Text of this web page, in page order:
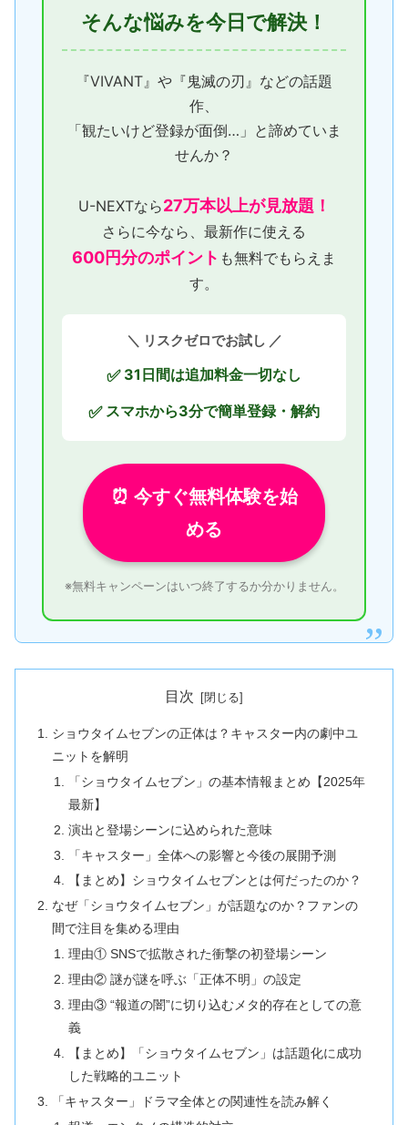
そんな悩みを今日で解決！
『VIVANT』や『鬼滅の刃』などの話題
作、
「観たいけど登録が面倒…」と諦めていま
せんか？
U-NEXTなら27万本以上が見放題！
さらに今なら、最新作に使える
600円分のポイント も無料でもらえま
す。
＼ リスクゼロでお試し ／
✅31日間は追加料金一切なし
✅スマホから3分で簡単登録・解約
⏰ 今すぐ無料体験を始
める
※無料キャンペーンはいつ終了するか分かりません。
目次
ショウタイムセブンの正体は？キャスター内の劇中ユ
ニットを解明
「ショウタイムセブン」の基本情報まとめ【2025年
最新】
演出と登場シーンに込められた意味
「キャスター」全体への影響と今後の展開予測
【まとめ】ショウタイムセブンとは何だったのか？
なぜ「ショウタイムセブン」が話題なのか？ファンの
間で注目を集める理由
理由① SNSで拡散された衝撃の初登場シーン
理由② 謎が謎を呼ぶ「正体不明」の設定
理由③ “報道の闇”に切り込むメタ的存在としての意
義
【まとめ】「ショウタイムセブン」は話題化に成功
した戦略的ユニット
「キャスター」ドラマ全体との関連性を読み解く